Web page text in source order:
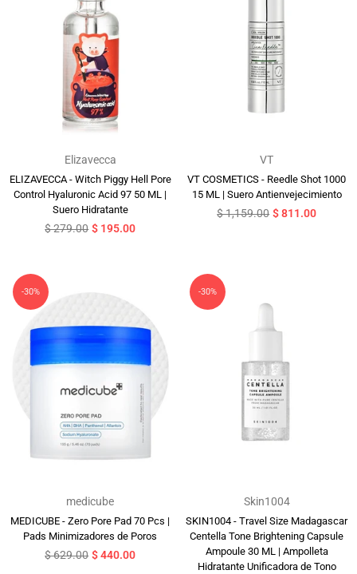
Elizavecca
ELIZAVECCA - Witch Piggy Hell Pore
Control Hyaluronic Acid 97 50 ML |
Suero Hidratante
Precio
$ 279.00 $ 195.00
VT
VT COSMETICS - Reedle Shot 1000
15 ML | Suero Antienvejecimiento
Precio
$ 1,159.00 $ 811.00
-30%
medicube
MEDICUBE - Zero Pore Pad 70 Pcs |
Pads Minimizadores de Poros
Precio
$ 629.00 $ 440.00
-30%
Skin1004
SKIN1004 - Travel Size Madagascar
Centella Tone Brightening Capsule
Ampoule 30 ML | Ampolleta
Hidratante Unificadora de Tono